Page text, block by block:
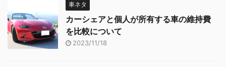
車ネタ
カーシェアと個人が所有する車の維持費
を比較について
2023/11/18